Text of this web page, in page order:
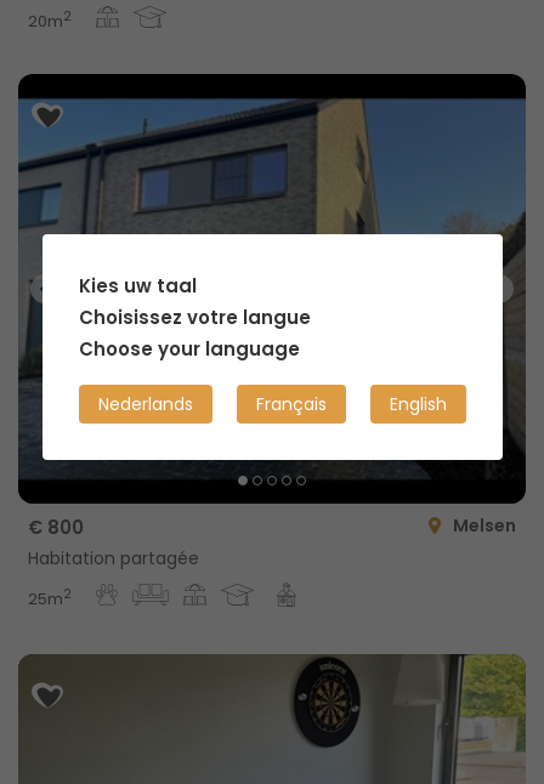
20m2
€ 800
Melsen
Habitation partagée
25m2
Kies uw taal
Choisissez votre langue
Choose your language
Nederlands Français English